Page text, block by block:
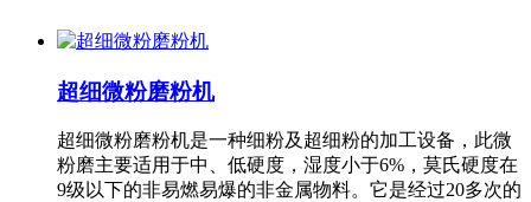
超细微粉磨粉机
超细微粉磨粉机是一种细粉及超细粉的加工设备，此微
粉磨主要适用于中、低硬度，湿度小于6%，莫氏硬度在
9级以下的非易燃易爆的非金属物料。它是经过20多次的